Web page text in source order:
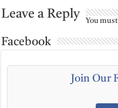
Leave a Reply
You
Facebook
Join Our